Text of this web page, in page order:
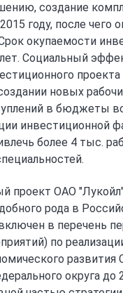
создание
году, после чего
окупаемости
Социальный
проекта
новых
в бюджеты
инвестиционной
более 4 тыс.
проект ОАО
рода в
в перечень
по
развития
округа до